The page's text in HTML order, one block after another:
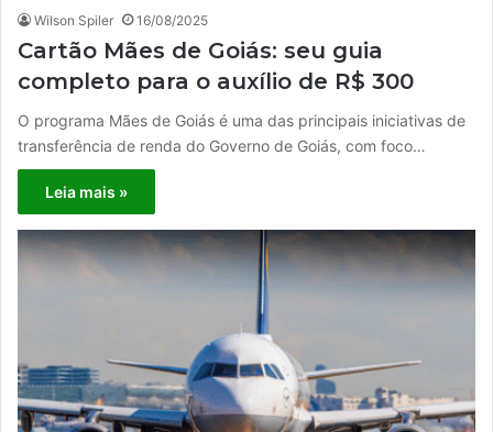
Wilson Spiler 16/08/2025
Cartão Mães de Goiás: seu guia
completo para o auxílio de R$ 300
O programa Mães de Goiás é uma das principais iniciativas de
transferência de renda do Governo de Goiás, com foco…
Leia mais »